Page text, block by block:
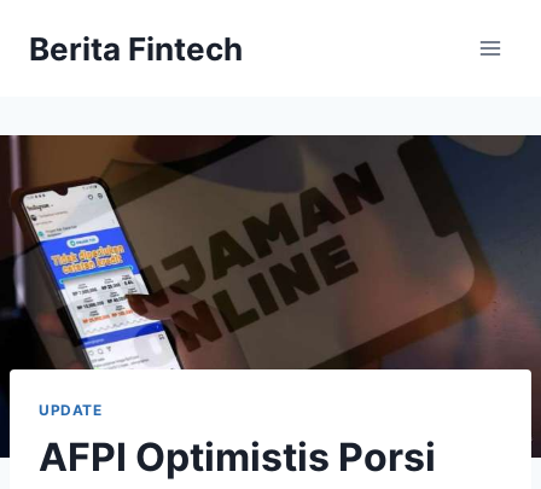
Berita Fintech
UPDATE
AFPI Optimistis Porsi